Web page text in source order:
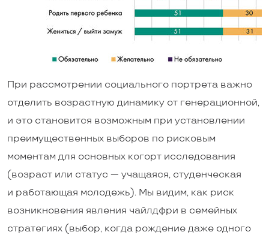
При рассмотрении социального портрета важно
отделить возрастную динамику от генерационной,
и это становится возможным при установлении
преимущественных выборов по рисковым
моментам для основных когорт исследования
(возраст или статус — учащаяся, студенческая
и работающая молодежь). Мы видим, как риск
возникновения явления чайлдфри в семейных
стратегиях (выбор, когда рождение даже одного